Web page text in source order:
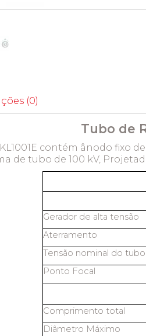
(0)
Tubo de
KL1001E contém ânodo
de tubo de 100 kV,
Gerador de alta tensão
Aterramento
Tensão nominal do
Ponto Focal
Comprimento total
Diâmetro Máximo